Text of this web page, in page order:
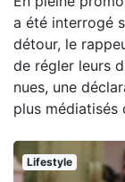
a été interrogé
détour, le
de régler leurs
nues, une
plus médiatisés
Lifestyle